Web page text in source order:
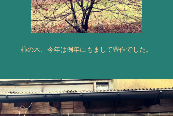
柿の木、今年は例年にもまして豊作でした。